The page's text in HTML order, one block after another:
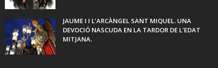
JAUME I I L’ARCÀNGEL SANT MIQUEL. UNA
DEVOCIÓ NASCUDA EN LA TARDOR DE L’EDAT
MITJANA.